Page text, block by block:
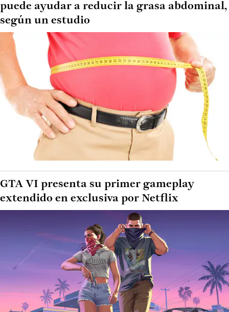
puede ayudar a reducir la grasa abdominal,
según un estudio
GTA VI presenta su primer gameplay
extendido en exclusiva por Netflix